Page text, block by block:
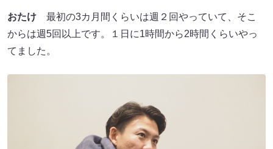
おたけ 最初の3カ月間くらいは週２回やっていて、そこ
からは週5回以上です。１日に1時間から2時間くらいやっ
てました。